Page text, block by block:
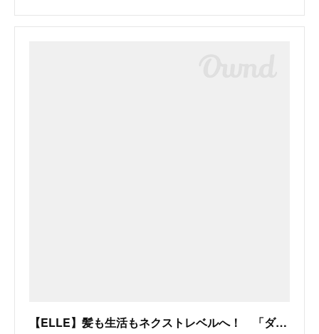
【ELLE】髪も生活もネクストレベルへ！ 「ダイソン」のヘアードライヤーと迎える新習慣｜エル・オンライン